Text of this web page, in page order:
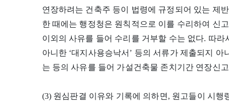
연장하려는 건축주 등이 법령에 규정되어 있는 제
한 때에는 행정청은 원칙적으로 이를 수리하여 신
이외의 사유를 들어 수리를 거부할 수는 없다. 따
아니한 ‘대지사용승낙서’ 등의 서류가 제출되지
는 등의 사유를 들어 가설건축물 존치기간 연장신
(3) 원심판결 이유와 기록에 의하면, 원고들이 시행